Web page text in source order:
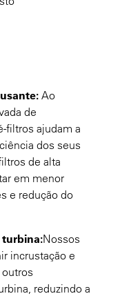
Ao
de
filtros ajudam a
dos seus
de alta
em menor
e redução do
turbina:Nossos
incrustação e
reduzindo a